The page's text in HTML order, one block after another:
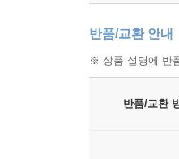
반품/교환 안내
※ 상품 설명에 반
반품/교환